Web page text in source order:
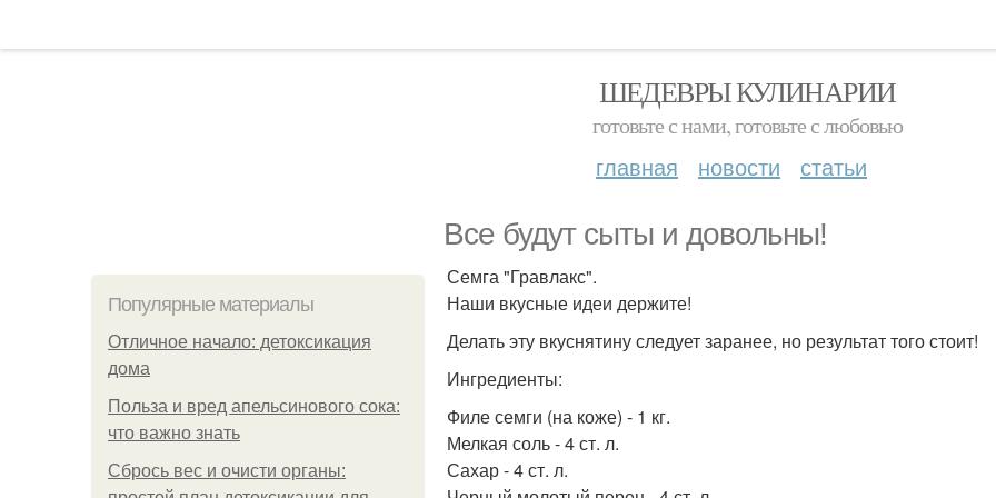
ШЕДЕВРЫ КУЛИНАРИИ
готовьте с нами, готовьте с любовью
главная новости статьи
Все будут сыты и довольны!
Популярные материалы
Отличное начало: детоксикация
дома
Польза и вред апельсинового сока:
что важно знать
Сбрось вес и очисти органы:
Семга "Гравлакс".
Наши вкусные идеи держите!
Делать эту вкуснятину следует заранее, но результат того стоит!
Ингредиенты:
Филе семги (на коже) - 1 кг.
Мелкая соль - 4 ст. л.
Сахар - 4 ст. л.